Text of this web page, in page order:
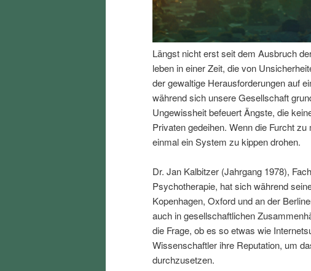
I
s
p
r
e
l
t
s
Längst nicht erst seit dem Ausbruch
leben in einer Zeit, die von
der gewaltige Herausforderungen auf
während sich unsere Gesellschaft
Ungewissheit befeuert Ängste, die
Privaten gedeihen. Wenn die Furcht
einmal ein System zu kippen drohen.
Dr. Jan Kalbitzer (Jahrgang 1978),
Psychotherapie, hat sich während
Kopenhagen, Oxford und an der
auch in gesellschaftlichen
die Frage, ob es so etwas wie
Wissenschaftler ihre Reputation, um
durchzusetzen.